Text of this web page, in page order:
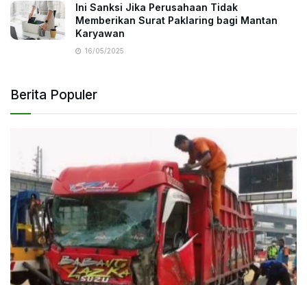
Ini Sanksi Jika Perusahaan Tidak
Memberikan Surat Paklaring bagi Mantan
Karyawan
16/05/2025
Berita Populer